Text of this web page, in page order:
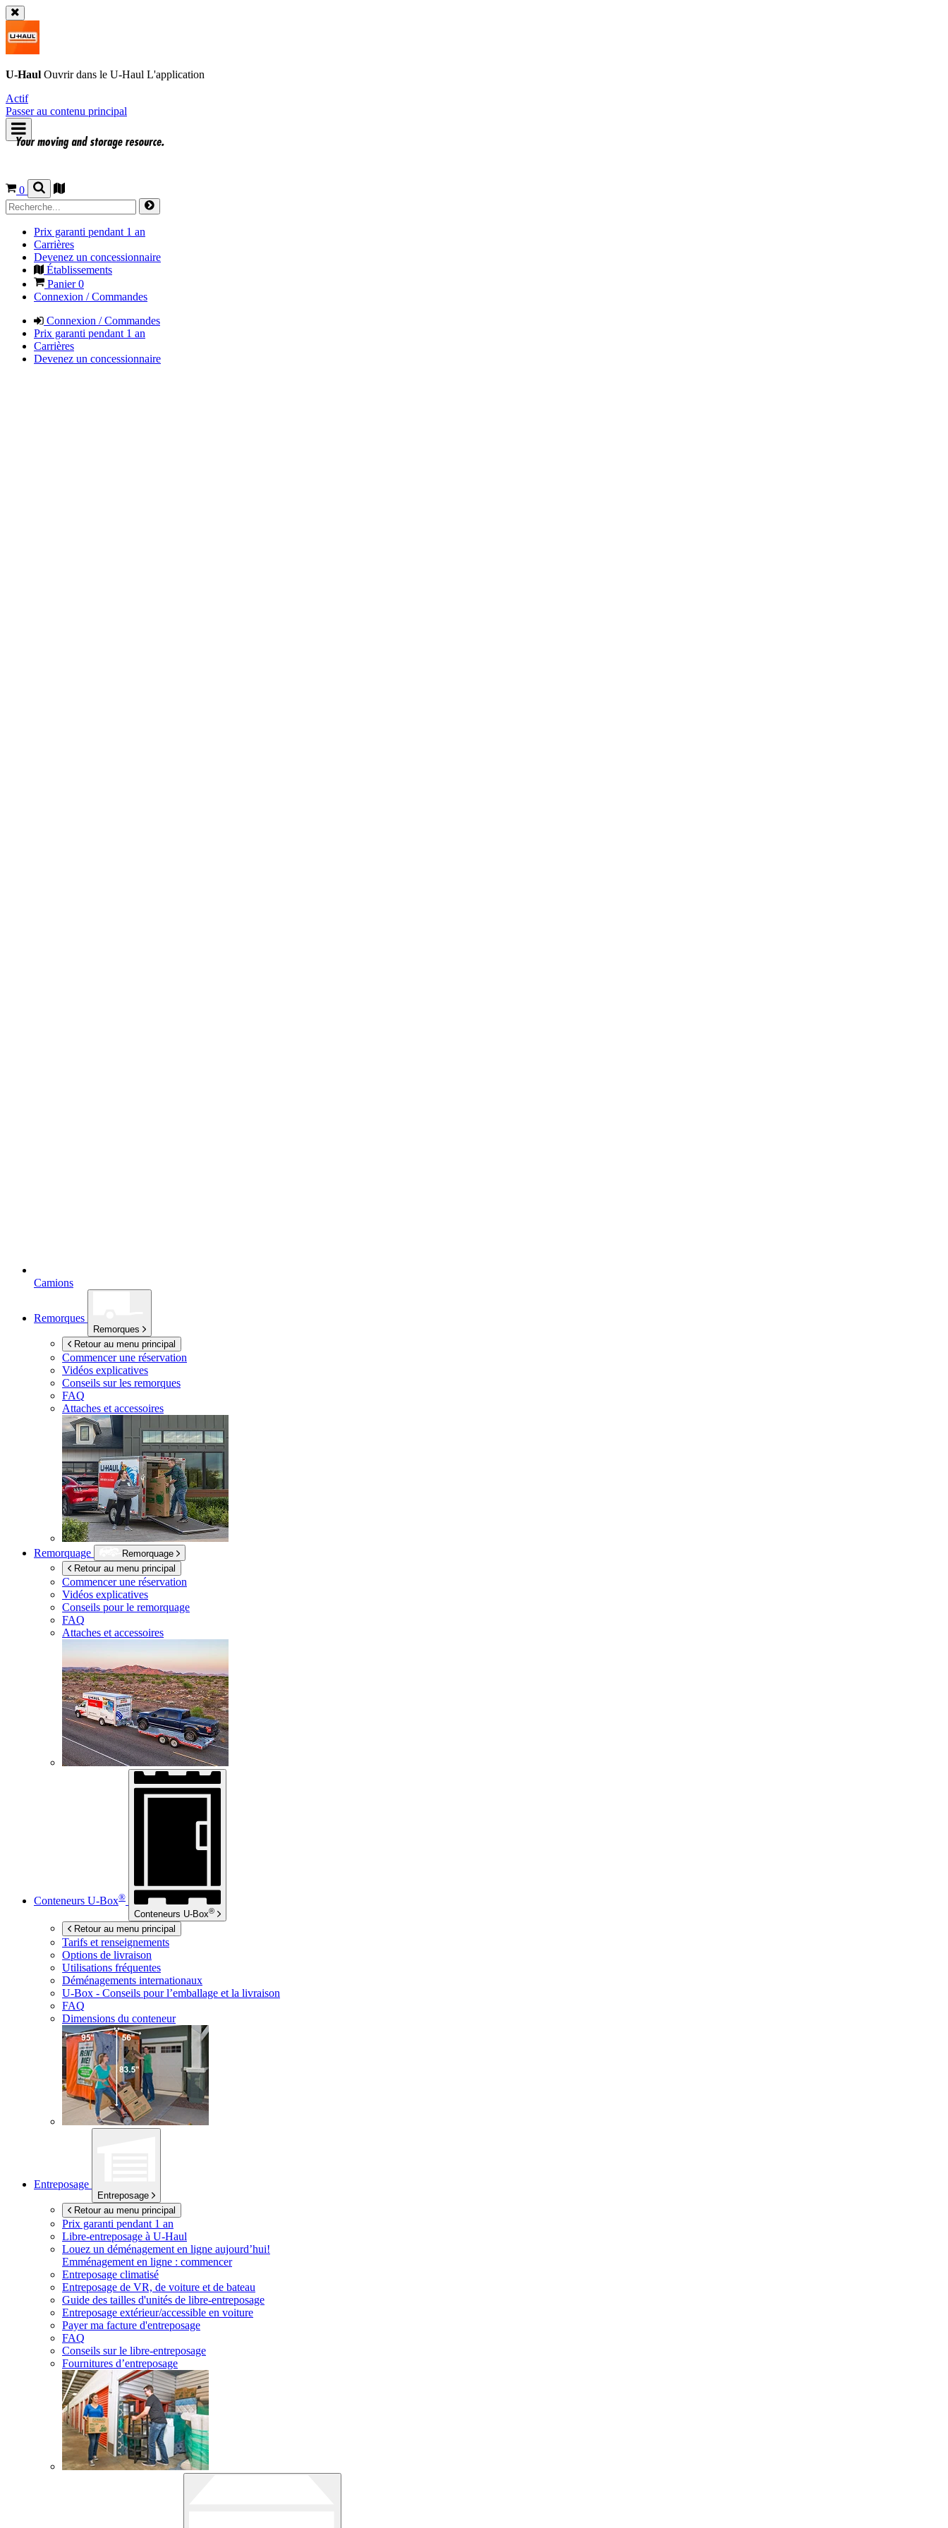
U-Haul Ouvrir dans le U-Haul L'application
Actif
Passer au contenu principal
0
Prix garanti pendant 1 an
Carrières
Devenez un concessionnaire
Établissements
Panier0
Connexion / Commandes
Connexion / Commandes
Prix garanti pendant 1 an
Carrières
Devenez un concessionnaire
Camions
Remorques
Remorques
Retour au menu principal
Commencer une réservation
Vidéos explicatives
Conseils sur les remorques
FAQ
Attaches et accessoires
Remorquage
Remorquage
Retour au menu principal
Commencer une réservation
Vidéos explicatives
Conseils pour le remorquage
FAQ
Attaches et accessoires
Conteneurs U-Box®
Conteneurs U-Box®
Retour au menu principal
Tarifs et renseignements
Options de livraison
Utilisations fréquentes
Déménagements internationaux
U-Box - Conseils pour l’emballage et la livraison
FAQ
Dimensions du conteneur
Entreposage
Entreposage
Retour au menu principal
Prix garanti pendant 1 an
Libre-entreposage à U-Haul
Louez un déménagement en ligne aujourd’hui!
Emménagement en ligne : commencer
Entreposage climatisé
Entreposage de VR, de voiture et de bateau
Guide des tailles d'unités de libre-entreposage
Entreposage extérieur/accessible en voiture
Payer ma facture d'entreposage
FAQ
Conseils sur le libre-entreposage
Fournitures d’entreposage